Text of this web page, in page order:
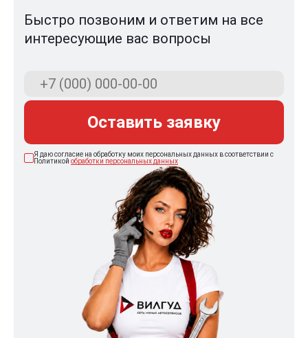
Быстро позвоним и ответим на все
интересующие вас вопросы
Оставить заявку
Я даю согласие на обработку моих персональных данных в соответствии с
Политикой обработки персональных данных